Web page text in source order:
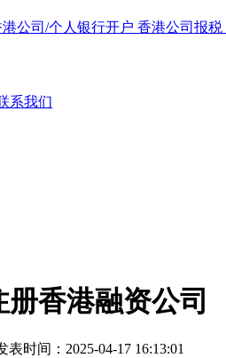
港公司/个人银行开户 香港公司报税
系我们
香港融资公司
表时间：2025-04-17 16:13:01